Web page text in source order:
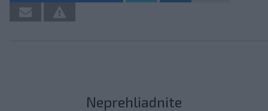
Neprehliadnite